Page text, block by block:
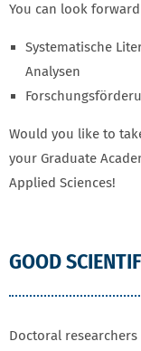
You can look
Systematische
Analysen
Would you like to
your Graduate
Applied Sciences!
GUTE
GOOD
Doctoral